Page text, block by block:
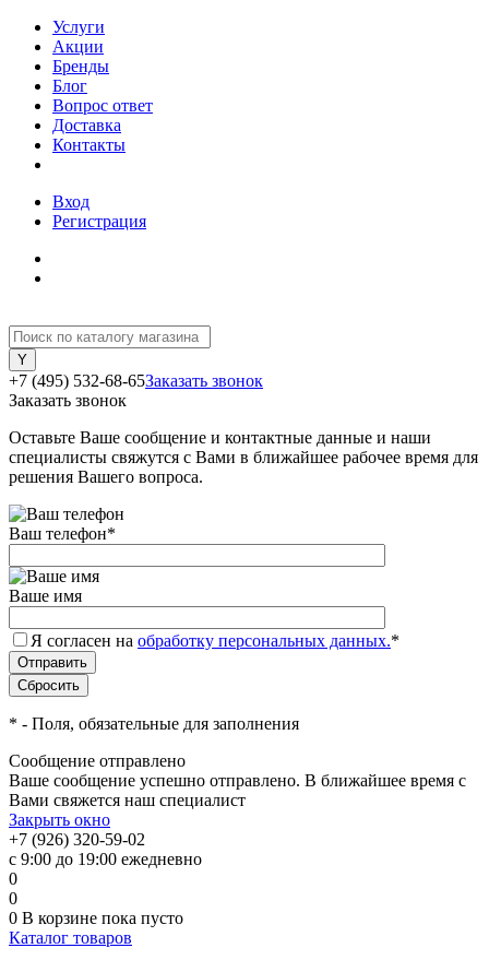
Услуги
Акции
Бренды
Блог
Вопрос ответ
Доставка
Контакты
Вход
Регистрация
+7 (495) 532-68-65Заказать звонок
Заказать звонок
Оставьте Ваше сообщение и контактные данные и наши
специалисты свяжутся с Вами в ближайшее рабочее время для
решения Вашего вопроса.
Ваш телефон*
Ваше имя
Я согласен на обработку персональных данных.*
* - Поля, обязательные для заполнения
Сообщение отправлено
Ваше сообщение успешно отправлено. В ближайшее время с
Вами свяжется наш специалист
Закрыть окно
+7 (926) 320-59-02
с 9:00 до 19:00 ежедневно
0
0
0 В корзине пока пусто
Каталог товаров